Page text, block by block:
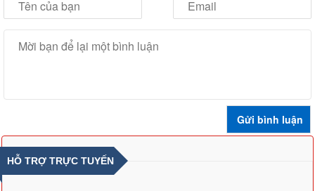
HỖ TRỢ TRỰC TUYẾN